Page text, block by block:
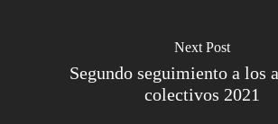
Next Post
Segundo seguimiento a los
colectivos 2021